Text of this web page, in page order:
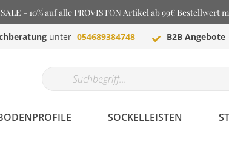
- 10% auf alle PROVISTON Artikel ab 99€ Bestellwert
unter 054689384748 B2B Angebote
SOCKELLEISTEN